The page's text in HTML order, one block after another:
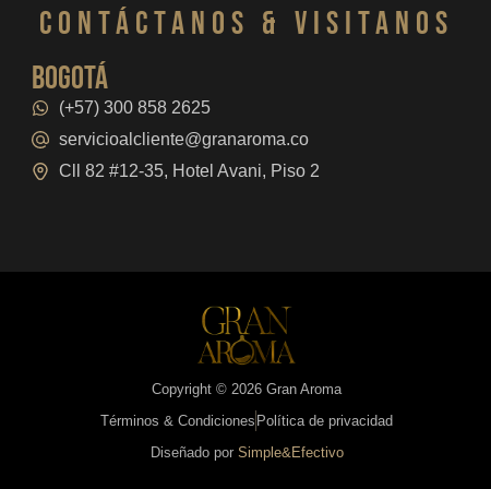
CONTáCTanos & VISITANOS
bogotá
(+57) 300 858 2625
servicioalcliente@granaroma.co
Cll 82 #12-35, Hotel Avani, Piso 2
Copyright © 2026 Gran Aroma
Términos & Condiciones Política de privacidad
Diseñado por Simple&Efectivo